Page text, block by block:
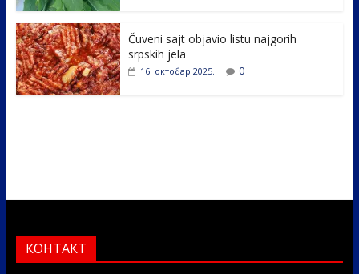
Čuveni sajt objavio listu najgorih
srpskih jela
16. октобар 2025. 0
КОНТАКТ